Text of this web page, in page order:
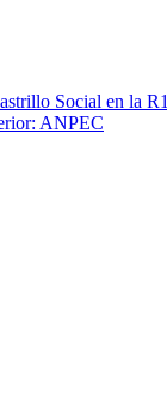
Social en la R1
ANPEC